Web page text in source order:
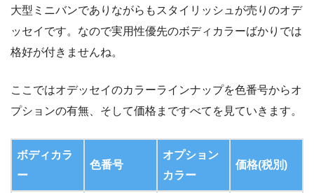
大型ミニバンでありながらもスタイリッシュが売りのオデ
ッセイです。なので実用性優先のボディカラーばかりでは
格好が付きませんね。
ここではオデッセイのカラーラインナップを色番号からオ
プションの有無、そして価格まですべてを見ていきます。
ボディカラ
ー
色番号
オプション
カラー
価格(税別)